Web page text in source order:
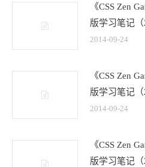
《CSS Zen
版学习笔记（
2014-09-24
《CSS Zen
版学习笔记（
2014-09-24
《CSS Zen
版学习笔记（